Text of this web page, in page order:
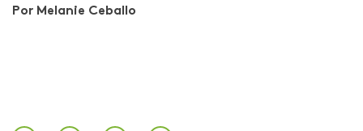
Por Melanie Ceballo